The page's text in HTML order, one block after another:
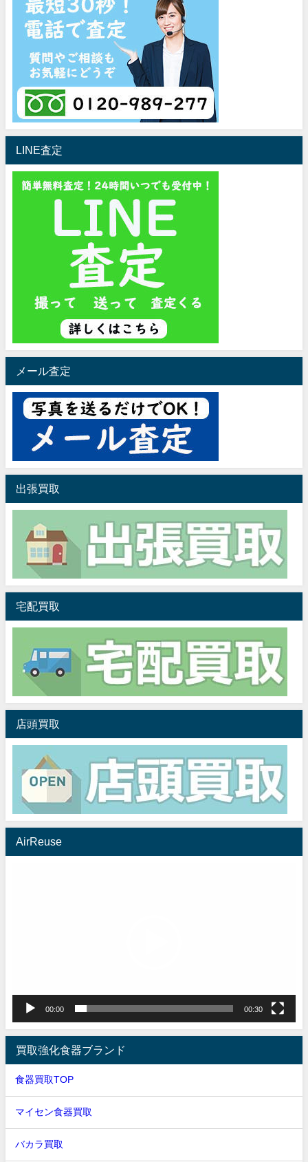
LINE査定
メール査定
出張買取
宅配買取
店頭買取
AirReuse
00:00 00:30
買取強化食器ブランド
食器買取TOP
マイセン食器買取
バカラ買取